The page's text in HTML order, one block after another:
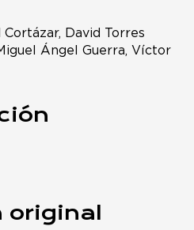
David Torres
Ángel Guerra, Víctor
original